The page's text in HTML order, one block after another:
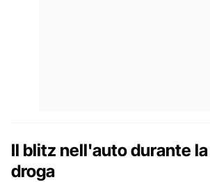
Il blitz nell'auto durante
droga